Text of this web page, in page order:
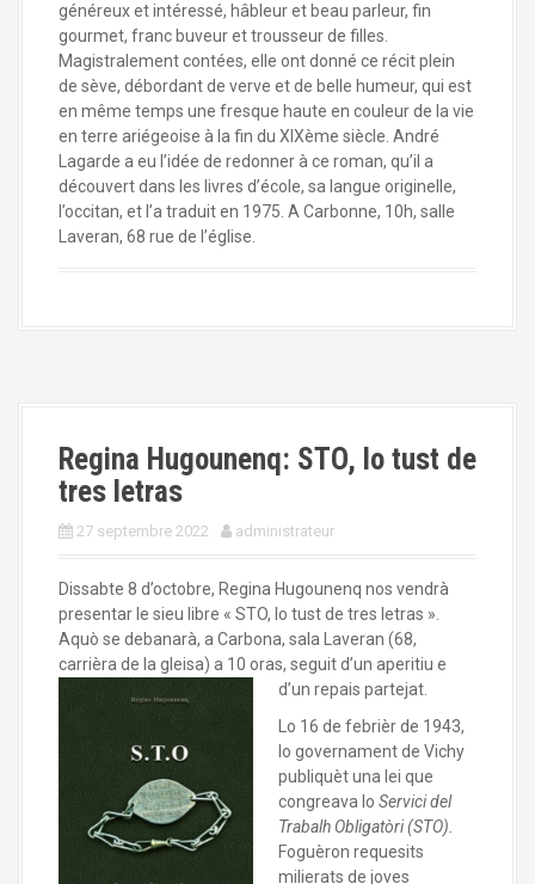
généreux et intéressé, hâbleur et beau parleur, fin
gourmet, franc buveur et trousseur de filles.
Magistralement contées, elle ont donné ce récit plein
de sève, débordant de verve et de belle humeur, qui est
en même temps une fresque haute en couleur de la vie
en terre ariégeoise à la fin du XIXème siècle. André
Lagarde a eu l’idée de redonner à ce roman, qu’il a
découvert dans les livres d’école, sa langue originelle,
l’occitan, et l’a traduit en 1975. A Carbonne, 10h, salle
Laveran, 68 rue de l’église.
Regina Hugounenq: STO, lo tust de
tres letras
27 septembre 2022 administrateur
Dissabte 8 d’octobre, Regina Hugounenq nos vendrà
presentar le sieu libre « STO, lo tust de tres letras ».
Aquò se debanarà, a Carbona, sala Laveran (68,
carrièra de la gleisa) a 10 oras, seguit d’un aperitiu e
d’un repais partejat.
Lo 16 de febrièr de 1943,
lo governament de Vichy
publiquèt una lei que
congreava lo Servicidel
Trabalh Obligatòri (STO).
Foguèron requesits
milierats de joves